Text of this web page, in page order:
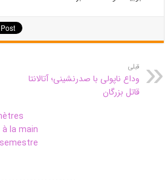
قبلی
وداع ناپولی با صدرنشینی؛ آتالانتا
قاتل بزرگان
la main